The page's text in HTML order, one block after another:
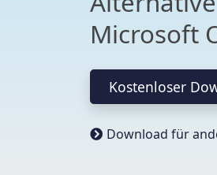
Microsoft
Kostenloser
Download für